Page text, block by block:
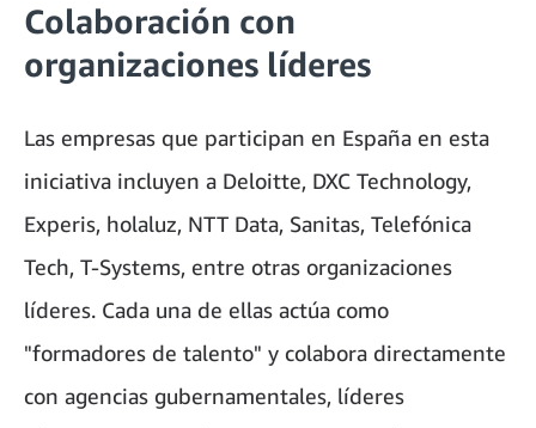
Colaboración con
organizaciones líderes
Las empresas que participan en España en esta
iniciativa incluyen a Deloitte, DXC Technology,
Experis, holaluz, NTT Data, Sanitas, Telefónica
Tech, T-Systems, entre otras organizaciones
líderes. Cada una de ellas actúa como
"formadores de talento" y colabora directamente
con agencias gubernamentales, líderes